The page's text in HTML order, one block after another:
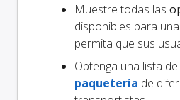
Muestre todas las
disponibles para
permita que sus
Obtenga una lista de
paquetería de